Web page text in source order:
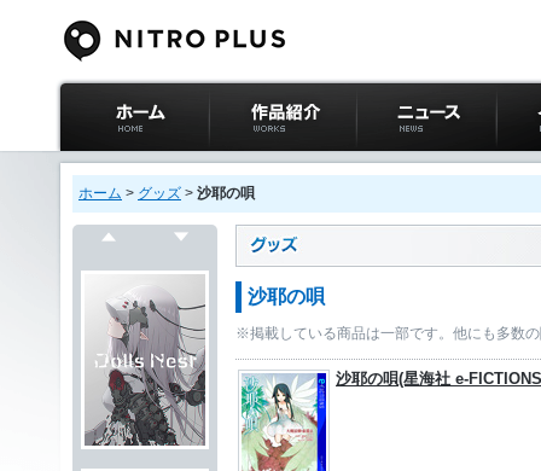
ニトロプラス公式
サイト ホーム
作品紹介 ニュース イベ
ホーム > グッズ > 沙耶の唄
沙耶の唄
※掲載している商品は一部です。他にも多数
沙耶の唄(星海社 e-